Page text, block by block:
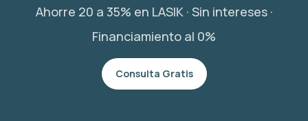
Ahorre 20 a 35% en LASIK · Sin intereses ·
Financiamiento al 0%
Consulta Gratis